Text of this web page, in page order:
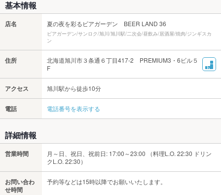
基本情報
店名 夏の夜を彩るビアガーデン BEER LAND 36
ビアガーデン/サンロク/旭川/旭川駅/二次会/昼飲み/居酒屋/焼肉/ジンギスカ
ン
住所
北海道旭川市３条通６丁目417-2 PREMIUM3・6ビル５
F
アクセス 旭川駅から徒歩10分
電話 電話番号を表示する
詳細情報
営業時間
月～日、祝日、祝前日: 17:00～23:00 （料理L.O. 22:30 ドリン
クL.O. 22:30）
お問い合わ
せ時間
予約等などは15時以降でお願いいたします。